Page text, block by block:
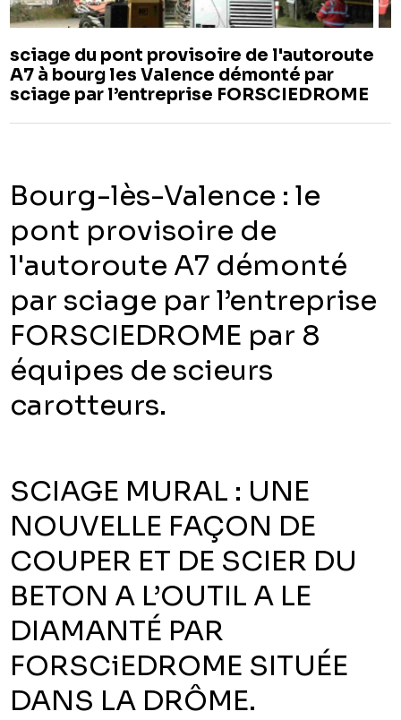
sciage du pont provisoire de l'autoroute
A7 à bourg les Valence démonté par
sciage par l’entreprise FORSCIEDROME
Bourg-lès-Valence : le
pont provisoire de
l'autoroute A7 démonté
par sciage par l’entreprise
FORSCIEDROME par 8
équipes de scieurs
carotteurs.
SCIAGE MURAL : UNE
NOUVELLE FAÇON DE
COUPER ET DE SCIER DU
BETON A L’OUTIL A LE
DIAMANTÉ PAR
FORSCiEDROME SITUÉE
DANS LA DRÔME.